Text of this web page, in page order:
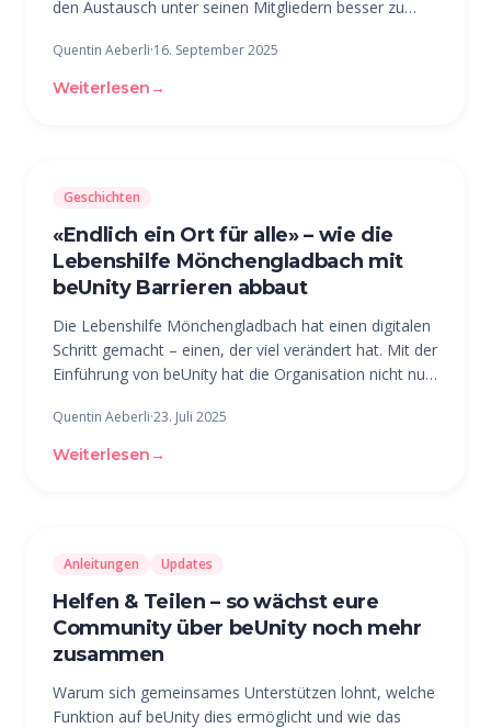
den Austausch unter seinen Mitgliedern besser zu
überwiegende Teil der Kommunikation über den
digitalen Treffpunkt – über 95 Prozent,
Quentin Aeberli·16. September 2025
Weiterlesen →
Geschichten
«Endlich ein Ort für alle» – wie die
Lebenshilfe Mönchengladbach mit
beUnity Barrieren abbaut
Die Lebenshilfe Mönchengladbach hat einen digitalen
Schritt gemacht – einen, der viel verändert hat. Mit der
Einführung von beUnity hat die Organisation nicht nur
allem eines erreicht: mehr Nähe und Austausch
zwischen allen
Quentin Aeberli·23. Juli 2025
Weiterlesen →
Anleitungen Updates
Helfen & Teilen – so wächst eure
Community über beUnity noch mehr
zusammen
Warum sich gemeinsames Unterstützen lohnt, welche
Funktion auf beUnity dies ermöglicht und wie das